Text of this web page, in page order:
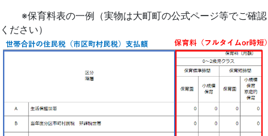
※保育料表の一例（実物は大町町の公式ページ等でご確認
ください）